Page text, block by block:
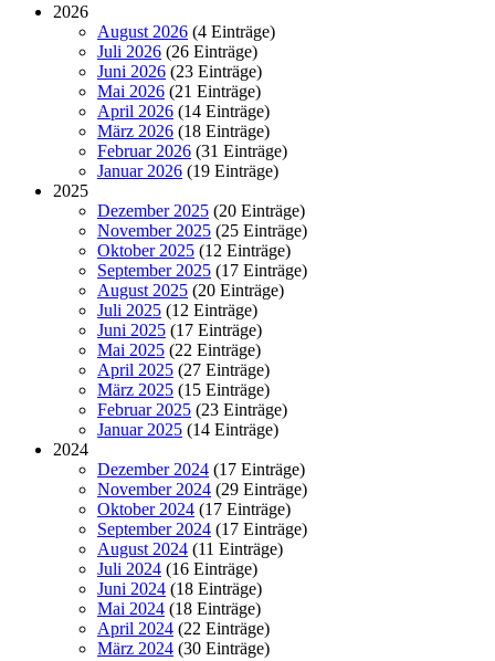
2026
August 2026 (4 Einträge)
Juli 2026 (26 Einträge)
Juni 2026 (23 Einträge)
Mai 2026 (21 Einträge)
April 2026 (14 Einträge)
März 2026 (18 Einträge)
Februar 2026 (31 Einträge)
Januar 2026 (19 Einträge)
2025
Dezember 2025 (20 Einträge)
November 2025 (25 Einträge)
Oktober 2025 (12 Einträge)
September 2025 (17 Einträge)
August 2025 (20 Einträge)
Juli 2025 (12 Einträge)
Juni 2025 (17 Einträge)
Mai 2025 (22 Einträge)
April 2025 (27 Einträge)
März 2025 (15 Einträge)
Februar 2025 (23 Einträge)
Januar 2025 (14 Einträge)
2024
Dezember 2024 (17 Einträge)
November 2024 (29 Einträge)
Oktober 2024 (17 Einträge)
September 2024 (17 Einträge)
August 2024 (11 Einträge)
Juli 2024 (16 Einträge)
Juni 2024 (18 Einträge)
Mai 2024 (18 Einträge)
April 2024 (22 Einträge)
März 2024 (30 Einträge)